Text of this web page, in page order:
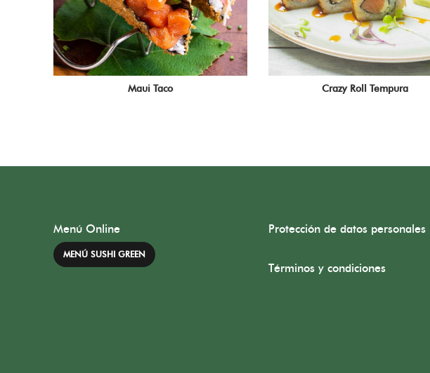
Maui Taco Crazy Roll Tempura
Menú Online
MENÚ SUSHI GREEN
Protección de datos personales
Términos y condiciones